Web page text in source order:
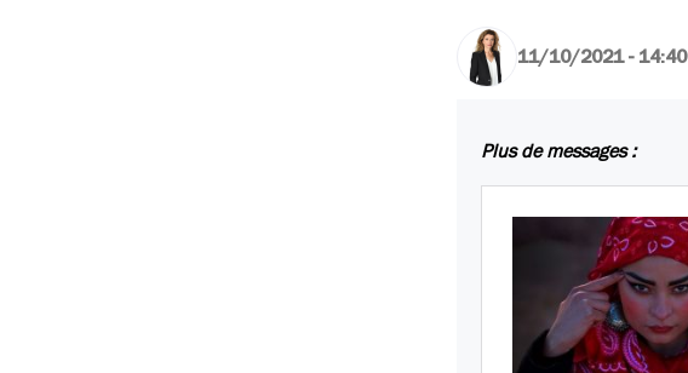
11/10/2021 - 14:40
Plus de messages :